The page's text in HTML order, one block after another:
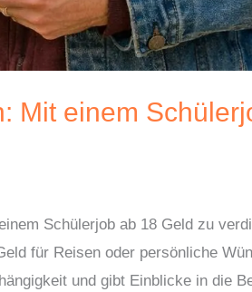
Mit einem
Schülerjob ab 18 Geld zu
für Reisen oder persönliche
und gibt Einblicke in die